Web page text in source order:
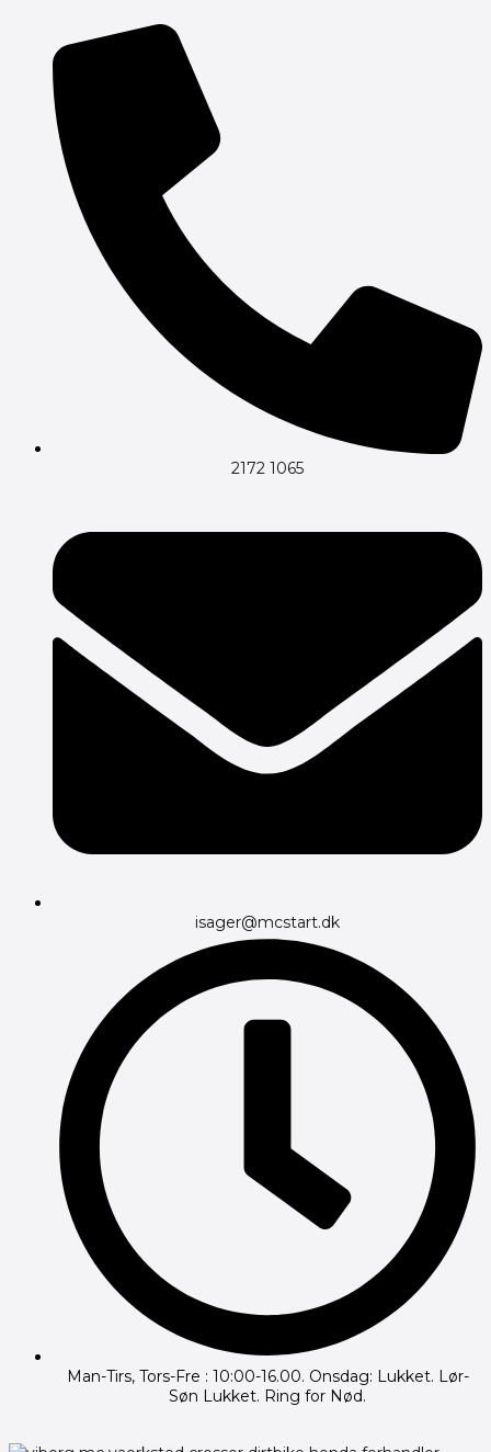
indholdet
2172 1065
isager@mcstart.dk
Man-Tirs, Tors-Fre : 10:00-16.00. Onsdag: Lukket. Lør-
Søn Lukket. Ring for Nød.